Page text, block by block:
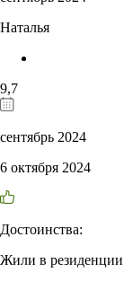
Наталья
9,7
сентябрь 2024
6 октября 2024
Достоинства:
Жили в резиденции